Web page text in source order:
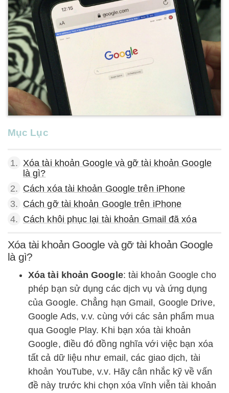
Mục Lục
1. Xóa tài khoản Google và gỡ tài khoản Google
là gì?
2. Cách xóa tài khoản Google trên iPhone
3. Cách gỡ tài khoản Google trên iPhone
4. Cách khôi phục lại tài khoản Gmail đã xóa
Xóa tài khoản Google và gỡ tài khoản Google
là gì?
Xóa tài khoản Google: tài khoản Google cho
phép bạn sử dụng các dịch vụ và ứng dụng
của Google. Chẳng hạn Gmail, Google Drive,
Google Ads, v.v. cùng với các sản phẩm mua
qua Google Play. Khi bạn xóa tài khoản
Google, điều đó đồng nghĩa với việc bạn xóa
tất cả dữ liệu như email, các giao dịch, tài
khoản YouTube, v.v. Hãy cân nhắc kỹ về vấn
đề này trước khi chọn xóa vĩnh viễn tài khoản